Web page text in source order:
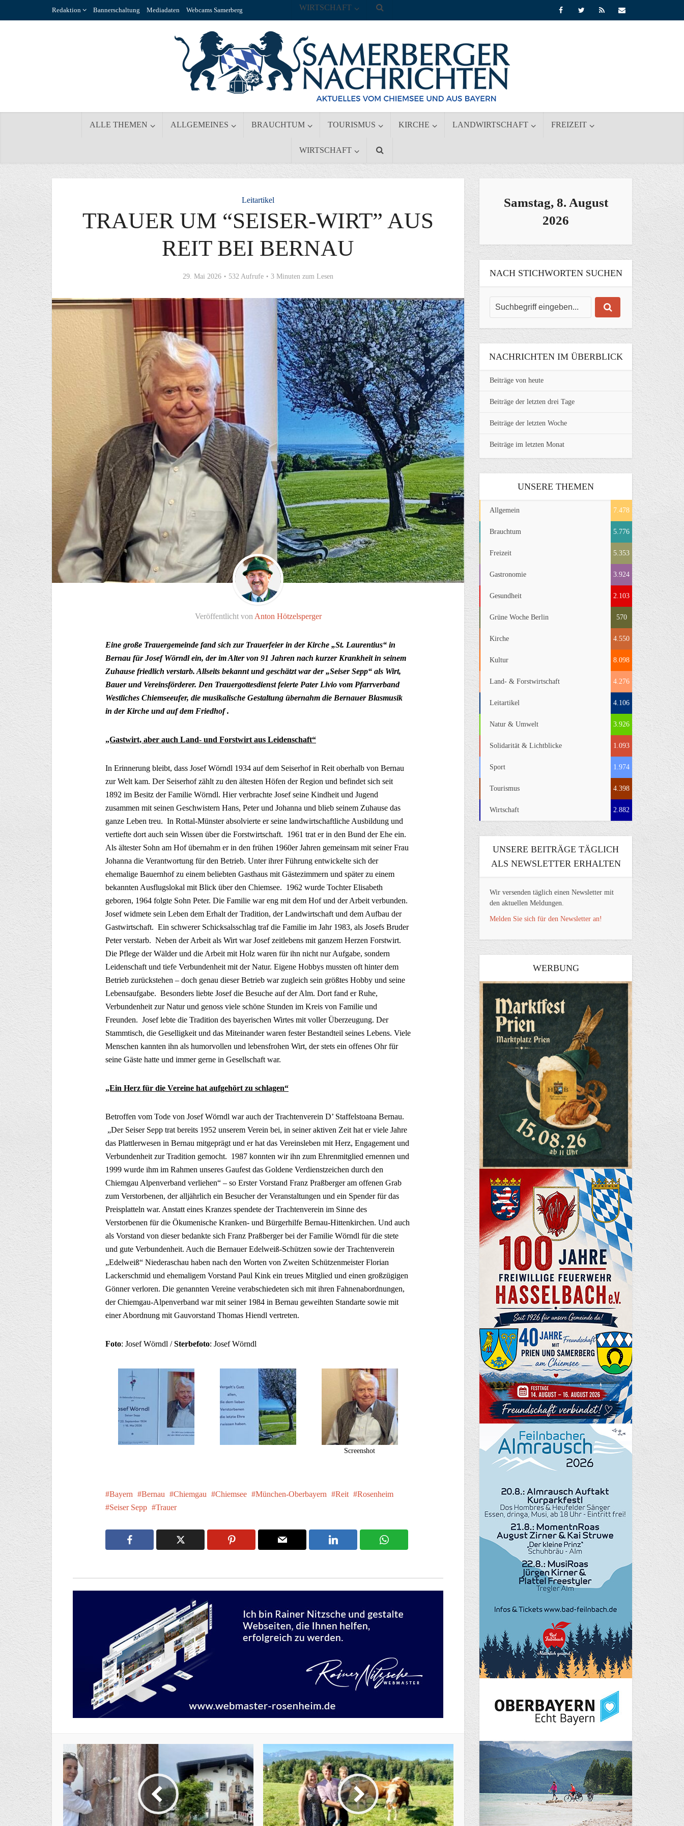
Redaktion Bannerschaltung Mediadaten Webcams Samerberg
ALLE THEMEN ALLGEMEINES BRAUCHTUM TOURISMUS KIRCHE LANDWIRTSCHAFT FREIZEIT
WIRTSCHAFT
WIRTSCHAFT
Leitartikel
TRAUER UM “SEISER-WIRT” AUS
REIT BEI BERNAU
29. Mai 2026 532 Aufrufe 3 Minuten zum Lesen
Veröffentlicht von Anton Hötzelsperger
Eine große Trauergemeinde fand sich zur Trauerfeier in der Kirche „St. Laurentius“ in
Bernau für Josef Wörndl ein, der im Alter von 91 Jahren nach kurzer Krankheit in seinem
Zuhause friedlich verstarb. Allseits bekannt und geschätzt war der „Seiser Sepp“ als Wirt,
Bauer und Vereinsförderer. Den Trauergottesdienst feierte Pater Livio vom Pfarrverband
Westliches Chiemseeufer, die musikalische Gestaltung übernahm die Bernauer Blasmusik
in der Kirche und auf dem Friedhof .
„Gastwirt, aber auch Land- und Forstwirt aus Leidenschaft“
In Erinnerung bleibt, dass Josef Wörndl 1934 auf dem Seiserhof in Reit oberhalb von Bernau
zur Welt kam. Der Seiserhof zählt zu den ältesten Höfen der Region und befindet sich seit
1892 im Besitz der Familie Wörndl. Hier verbrachte Josef seine Kindheit und Jugend
zusammen mit seinen Geschwistern Hans, Peter und Johanna und blieb seinem Zuhause das
ganze Leben treu. In Rottal-Münster absolvierte er seine landwirtschaftliche Ausbildung und
vertiefte dort auch sein Wissen über die Forstwirtschaft. 1961 trat er in den Bund der Ehe ein.
Als ältester Sohn am Hof übernahm er in den frühen 1960er Jahren gemeinsam mit seiner Frau
Johanna die Verantwortung für den Betrieb. Unter ihrer Führung entwickelte sich der
ehemalige Bauernhof zu einem beliebten Gasthaus mit Gästezimmern und später zu einem
bekannten Ausflugslokal mit Blick über den Chiemsee. 1962 wurde Tochter Elisabeth
geboren, 1964 folgte Sohn Peter. Die Familie war eng mit dem Hof und der Arbeit verbunden.
Josef widmete sein Leben dem Erhalt der Tradition, der Landwirtschaft und dem Aufbau der
Gastwirtschaft. Ein schwerer Schicksalsschlag traf die Familie im Jahr 1983, als Josefs Bruder
Peter verstarb. Neben der Arbeit als Wirt war Josef zeitlebens mit ganzem Herzen Forstwirt.
Die Pflege der Wälder und die Arbeit mit Holz waren für ihn nicht nur Aufgabe, sondern
Leidenschaft und tiefe Verbundenheit mit der Natur. Eigene Hobbys mussten oft hinter dem
Betrieb zurückstehen – doch genau dieser Betrieb war zugleich sein größtes Hobby und seine
Lebensaufgabe. Besonders liebte Josef die Besuche auf der Alm. Dort fand er Ruhe,
Verbundenheit zur Natur und genoss viele schöne Stunden im Kreis von Familie und
Freunden. Josef lebte die Tradition des bayerischen Wirtes mit voller Überzeugung. Der
Stammtisch, die Geselligkeit und das Miteinander waren fester Bestandteil seines Lebens. Viele
Menschen kannten ihn als humorvollen und lebensfrohen Wirt, der stets ein offenes Ohr für
seine Gäste hatte und immer gerne in Gesellschaft war.
„Ein Herz für die Vereine hat aufgehört zu schlagen“
Betroffen vom Tode von Josef Wörndl war auch der Trachtenverein D’ Staffelstoana Bernau.
„Der Seiser Sepp trat bereits 1952 unserem Verein bei, in seiner aktiven Zeit hat er viele Jahre
das Plattlerwesen in Bernau mitgeprägt und er hat das Vereinsleben mit Herz, Engagement und
Verbundenheit zur Tradition gemocht. 1987 konnten wir ihn zum Ehrenmitglied ernennen und
1999 wurde ihm im Rahmen unseres Gaufest das Goldene Verdienstzeichen durch den
Chiemgau Alpenverband verliehen“ – so Erster Vorstand Franz Praßberger am offenen Grab
zum Verstorbenen, der alljährlich ein Besucher der Veranstaltungen und ein Spender für das
Preisplatteln war. Anstatt eines Kranzes spendete der Trachtenverein im Sinne des
Verstorbenen für die Ökumenische Kranken- und Bürgerhilfe Bernau-Hittenkirchen. Und auch
als Vorstand von dieser bedankte sich Franz Praßberger bei der Familie Wörndl für die stete
und gute Verbundenheit. Auch die Bernauer Edelweiß-Schützen sowie der Trachtenverein
„Edelweiß“ Niederaschau haben nach den Worten von Zweiten Schützenmeister Florian
Lackerschmid und ehemaligem Vorstand Paul Kink ein treues Mitglied und einen großzügigen
Gönner verloren. Die genannten Vereine verabschiedeten sich mit ihren Fahnenabordnungen,
der Chiemgau-Alpenverband war mit seiner 1984 in Bernau geweihten Standarte sowie mit
einer Abordnung mit Gauvorstand Thomas Hiendl vertreten.
Foto: Josef Wörndl /Sterbefoto: Josef Wörndl
Screenshot
Bayern Bernau Chiemgau Chiemsee München-Oberbayern Reit
Rosenheim
Seiser Sepp
Trauer
Samstag, 8. August
2026
NACH STICHWORTEN SUCHEN
NACHRICHTEN IM ÜBERBLICK
Beiträge von heute
Beiträge der letzten drei Tage
Beiträge der letzten Woche
Beiträge im letzten Monat
UNSERE THEMEN
Allgemein 7.478
Brauchtum 5.776
Freizeit 5.353
Gastronomie 3.924
Gesundheit 2.103
Grüne Woche Berlin 570
Kirche 4.550
Kultur 8.098
Land- & Forstwirtschaft 4.276
Leitartikel 4.106
Natur & Umwelt 3.926
Solidarität & Lichtblicke 1.093
Sport 1.974
Tourismus 4.398
Wirtschaft 2.882
UNSERE BEITRÄGE TÄGLICH
ALS NEWSLETTER ERHALTEN
Wir versenden täglich einen Newsletter mit
den aktuellen Meldungen.
Melden Sie sich für den Newsletter an!
WERBUNG